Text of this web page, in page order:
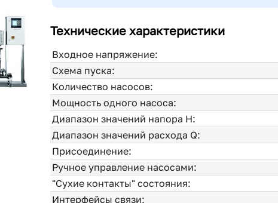
Технические характеристики
Входное напряжение:
Схема пуска:
Количество насосов:
Мощность одного насоса:
Диапазон значений напора H:
Диапазон значений расхода Q:
Присоединение:
Ручное управление насосами:
"Сухие контакты" состояния:
Интерфейсы связи: